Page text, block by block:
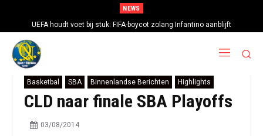
NEWS
UEFA houdt voet bij stuk: FIFA-boycot zolang Infantino aanblijft
Basketbal SBA Binnenlandse Berichten Highlights
CLD naar finale SBA Playoffs
03/08/2014